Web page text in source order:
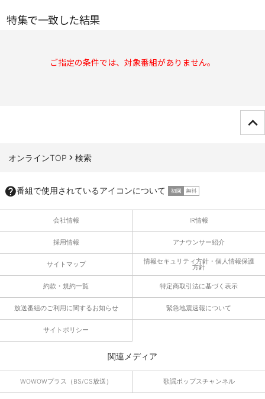
特集で一致した結果
ご指定の条件では、対象番組がありません。
オンラインTOP
検索
番組で使用されているアイコンについて
会社情報 IR情報
採用情報 アナウンサー紹介
サイトマップ 情報セキュリティ方針・個人情報保護
方針
約款・規約一覧 特定商取引法に基づく表示
放送番組のご利用に関するお知らせ 緊急地震速報について
サイトポリシー
関連メディア
WOWOWプラス（BS/CS放送） 歌謡ポップスチャンネル